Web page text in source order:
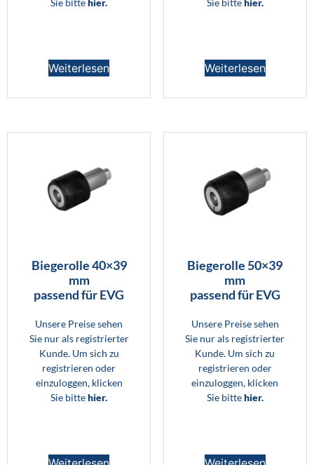
Sie bitte hier.
Weiterlesen
Sie bitte hier.
Weiterlesen
Biegerolle 40×39
mm
passend für EVG
Unsere Preise sehen
Sie nur als registrierter
Kunde. Um sich zu
registrieren oder
einzuloggen, klicken
Sie bittehier.
Biegerolle 50×39
mm
passend für EVG
Unsere Preise sehen
Sie nur als registrierter
Kunde. Um sich zu
registrieren oder
einzuloggen, klicken
Sie bittehier.